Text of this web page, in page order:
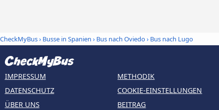
CheckMyBus› Busse in Spanien › Bus nach Oviedo› Bus nach Lugo
IMPRESSUM
DATENSCHUTZ
ÜBER UNS
METHODIK
COOKIE-EINSTELLUNGEN
BEITRAG